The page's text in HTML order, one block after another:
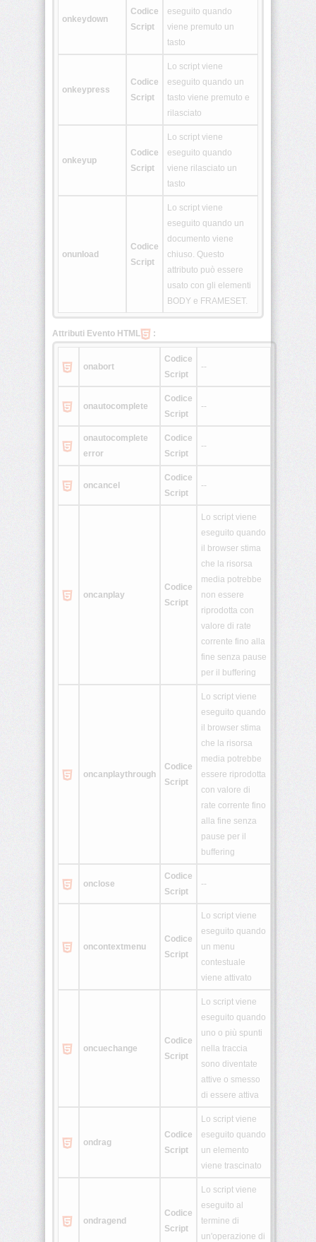
<progress>
<rp>
<rtc>
<source>
<svg>
<time>
<video>
CSS
JavaScript
OWboard
Calcu
Whois
onkeydown
Codice
Script
eseguito quando
viene premuto un
tasto
onkeypress
Codice
Script
Lo script viene
eseguito quando un
tasto viene premuto e
rilasciato
onkeyup
Codice
Script
Lo script viene
eseguito quando
viene rilasciato un
tasto
onunload
Codice
Script
Lo script viene
eseguito quando un
documento viene
chiuso. Questo
attributo può essere
usato con gli elementi
BODY e FRAMESET.
Attributi Evento HTML :
onabort
Codice
Script
--
onautocomplete
Codice
Script
--
onautocomplete
error
Codice
Script
--
oncancel
Codice
Script
--
oncanplay
Codice
Script
Lo script viene
eseguito quando
il browser stima
che la risorsa
media potrebbe
non essere
riprodotta con
valore di rate
corrente fino alla
fine senza pause
per il buffering
oncanplaythrough
Codice
Script
Lo script viene
eseguito quando
il browser stima
che la risorsa
media potrebbe
essere riprodotta
con valore di
rate corrente fino
alla fine senza
pause per il
buffering
onclose
Codice
Script
--
oncontextmenu
Codice
Script
Lo script viene
eseguito quando
un menu
contestuale
viene attivato
oncuechange
Codice
Script
Lo script viene
eseguito quando
uno o più spunti
nella traccia
sono diventate
attive o smesso
di essere attiva
ondrag
Codice
Script
Lo script viene
eseguito quando
un elemento
viene trascinato
ondragend
Codice
Script
Lo script viene
eseguito al
termine di
un'operazione di